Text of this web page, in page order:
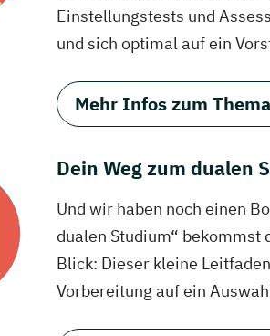
Einstellungstests und
und sich optimal auf ein
Mehr Infos zum
Dein Weg zum dualen
Und wir haben noch einen
dualen Studium“
Blick: Dieser kleine
Vorbereitung auf ein